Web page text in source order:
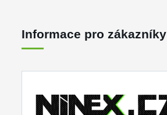
Informace pro zákazníky